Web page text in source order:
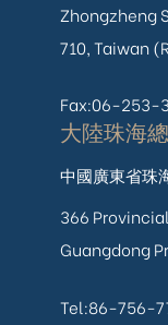
Zhongzheng
710, Taiwan
Fax:06-253-
大陸珠海
中國廣東省珠
366
Guangdong
Tel:86-756-